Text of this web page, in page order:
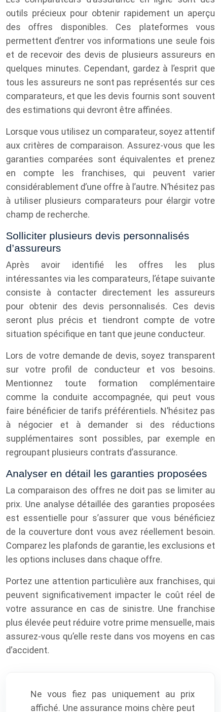
outils précieux pour obtenir rapidement un aperçu
des offres disponibles. Ces plateformes vous
permettent d’entrer vos informations une seule fois
et de recevoir des devis de plusieurs assureurs en
quelques minutes. Cependant, gardez à l’esprit que
tous les assureurs ne sont pas représentés sur ces
comparateurs, et que les devis fournis sont souvent
des estimations qui devront être affinées.
Lorsque vous utilisez un comparateur, soyez attentif
aux critères de comparaison. Assurez-vous que les
garanties comparées sont équivalentes et prenez
en compte les franchises, qui peuvent varier
considérablement d’une offre à l’autre. N’hésitez pas
à utiliser plusieurs comparateurs pour élargir votre
champ de recherche.
Solliciter plusieurs devis personnalisés
d’assureurs
Après avoir identifié les offres les plus
intéressantes via les comparateurs, l’étape suivante
consiste à contacter directement les assureurs
pour obtenir des devis personnalisés. Ces devis
seront plus précis et tiendront compte de votre
situation spécifique en tant que jeune conducteur.
Lors de votre demande de devis, soyez transparent
sur votre profil de conducteur et vos besoins.
Mentionnez toute formation complémentaire
comme la conduite accompagnée, qui peut vous
faire bénéficier de tarifs préférentiels. N’hésitez pas
à négocier et à demander si des réductions
supplémentaires sont possibles, par exemple en
regroupant plusieurs contrats d’assurance.
Analyser en détail les garanties proposées
La comparaison des offres ne doit pas se limiter au
prix. Une analyse détaillée des garanties proposées
est essentielle pour s’assurer que vous bénéficiez
de la couverture dont vous avez réellement besoin.
Comparez les plafonds de garantie, les exclusions et
les options incluses dans chaque offre.
Portez une attention particulière aux franchises, qui
peuvent significativement impacter le coût réel de
votre assurance en cas de sinistre. Une franchise
plus élevée peut réduire votre prime mensuelle, mais
assurez-vous qu’elle reste dans vos moyens en cas
d’accident.
Ne vous fiez pas uniquement au prix
affiché. Une assurance moins chère peut